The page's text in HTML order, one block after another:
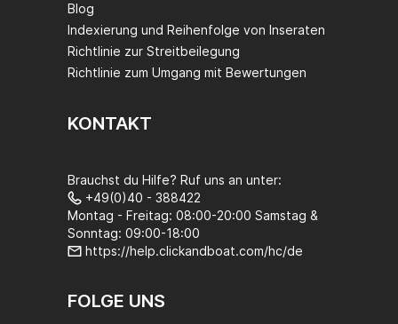
Blog
Indexierung und Reihenfolge von Inseraten
Richtlinie zur Streitbeilegung
Richtlinie zum Umgang mit Bewertungen
KONTAKT
Brauchst du Hilfe? Ruf uns an unter:
+49(0)40 - 388422
Montag - Freitag: 08:00-20:00 Samstag &
Sonntag: 09:00-18:00
https://help.clickandboat.com/hc/de
FOLGE UNS